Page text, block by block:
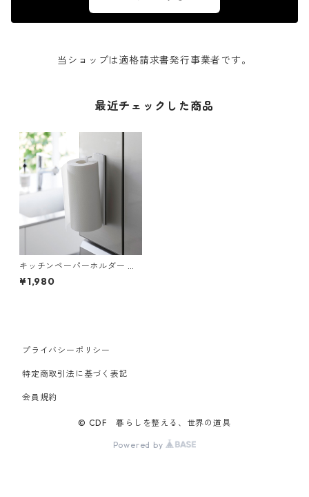
当ショップは適格請求書発行事業者です。
最近チェックした商品
キッチンペーパーホルダー 山
崎実業 tower タワー フィルム
フックキッチンペーパーホル
¥1,980
プライバシーポリシー
特定商取引法に基づく表記
会員規約
© CDF 暮らしを整える、世界の道具
Powered by